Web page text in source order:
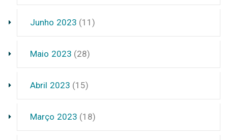
Junho 2023 (11)
Maio 2023 (28)
Abril 2023 (15)
Março 2023 (18)